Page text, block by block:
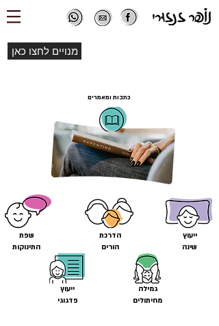
מנויים לחצו כאן
כתבות ומאמרים
שפת
התינוקות
ייעוץ
פדגוגי
הדרכת
הורים
גמילה
מחיתולים
ייעוץ
שינה